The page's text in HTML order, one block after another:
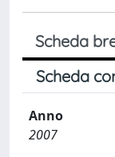
Scheda
Scheda
Anno
2007